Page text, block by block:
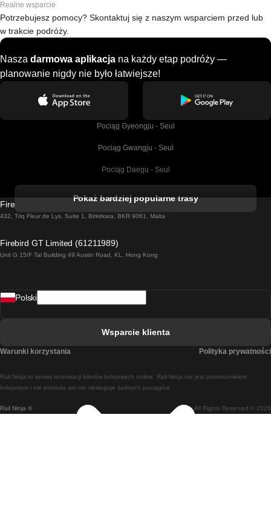
Realne wsparcie
Potrzebujesz pomocy? Skontaktuj się z naszym wsparciem przed lub
w trakcie podróży.
Nasza darmowa aplikacja na każdy etap podróży —
planowanie nigdy nie było łatwiejsze!
Pociąg Gyeongju - Seul
Pociąg Gwangju - Seul
Pociąg Daegu - Seul
Pociąg Dublin - Galway
Pociąg Rzym - Neapol
Pociąg Madryt - Lizbona
Pociąg Madryt - Barcelona
Pokaż bardziej popularne trasy
Firebird GT Limited (OC 1451)
432, Triq Fleur de Lys, Suite 1, Birkirkara, BKR 9061, Malta
Firebird GT Limited (61211989)
Unit G 15/F Tal Building 49 Austin Road, KL, Hong Kong
Rail Ninja ® All Rights Reserved © 2026
Rail Ninja to serwis rezerwacji biletów kolejowych online. Rail Ninja nie jest przewoźnikiem
kolejowym i nie posiada ani nie obsługuje żadnych pociągów.
Polski
Wsparcie klienta
Warunki korzystania Polityka prywatności